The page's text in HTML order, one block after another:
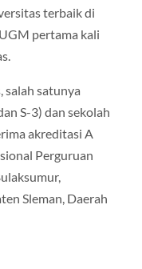
terbaik di
pertama kali
salah satunya
S-3) dan sekolah
akreditasi A
Perguruan
Sleman, Daerah